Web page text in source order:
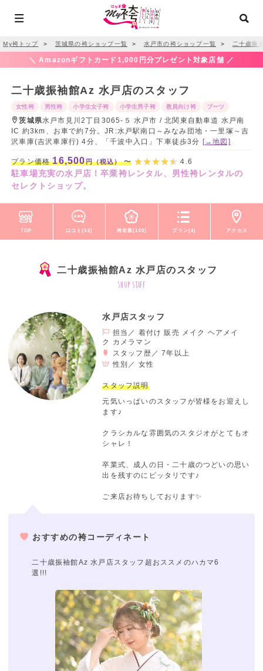
My袴トップ ＞ 茨城県の袴ショップ一覧 ＞ 水戸市の袴ショップ一覧 ＞ 二十歳振
＼ Amazonギフトカード1,000円分プレゼント対象店舗 ／
二十歳振袖館Az 水戸店のスタッフ
女性袴 男性袴 小学生女子袴 小学生男子袴 教員向け袴 ブーツ
茨城県水戸市見川2丁目3065-５ 水戸市 / 北関東自動車道 水戸南
IC 約3km、お車で約7分。JR:水戸駅南口～みなみ団地・一里塚～吉
沢車庫(吉沢車庫行) 4分、「千波中入口」下車徒歩3分 [→地図]
プラン価格16,500円（税込）〜 4.6
駐車場充実の水戸店！卒業袴レンタル、男性袴レンタルの
セレクトショップ。
TOP 口コミ(52) 袴衣装(100) プラン(4) アクセス
二十歳振袖館Az 水戸店のスタッフ
shop staff
水戸店スタッフ
担当／ 着付け 販売 メイク ヘアメイ
ク カメラマン
スタッフ歴／ 7年以上
性別／ 女性
スタッフ説明
元気いっぱいのスタッフが皆様をお迎えし
ます♪
クラシカルな雰囲気のスタジオがとてもオ
シャレ！
卒業式、成人の日・二十歳のつどいの思い
出を残すのにピッタリです♪
ご来店お待ちしております✨
おすすめの袴コーディネート
二十歳振袖館Az 水戸店スタッフ超おススメのハカマ6
選!!!